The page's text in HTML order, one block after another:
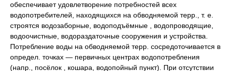
обеспечивает удовлетворение потребностей всех
водопотребителей, находящихся на обводняемой терр., т. е.
строятся водозаборные, водоподъёмные , водопроводящие,
водоочистные, водораздаточные сооружения и устройства.
Потребление воды на обводняемой терр. сосредоточивается в
определ. точках — первичных центрах водопотребления
(напр., посёлок , кошара, водопойный пункт). При отсутствии